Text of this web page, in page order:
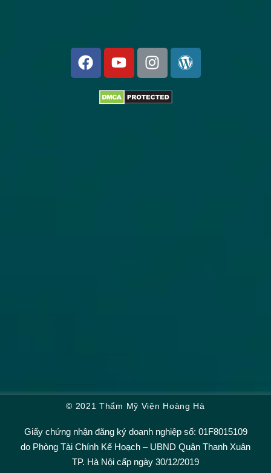
© 2021 Thẩm Mỹ Viện Hoàng Hà
Giấy chứng nhận đăng ký doanh nghiệp số: 01F8015109
do Phòng Tài Chính Kế Hoạch – UBND Quận Thanh Xuân
TP. Hà Nội cấp ngày 30/12/2019